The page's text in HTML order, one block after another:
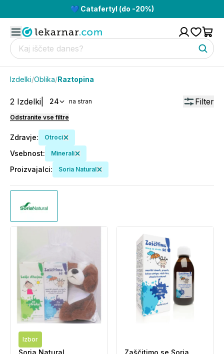
💙 Catafertyl (do -20%)
Izdelki/Oblika/Raztopina
2 Izdelki 24 na stran Filter
Odstranite vse filtre
Zdravje: Otroci
Vsebnost: Minerali
Proizvajalci: Soria Natural
Izbor
Soria Natural
Zaščitimo se Soria